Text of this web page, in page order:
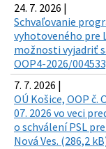
24. 7. 2026 |
Schvaľovanie
vyhotoveného pre
možnosti vyjadriť
OOP4-2026/
7. 7. 2026 |
OÚ Košice, OOP č.
07. 2026 vo veci
o schválení PSL
Nová Ves. (286,2